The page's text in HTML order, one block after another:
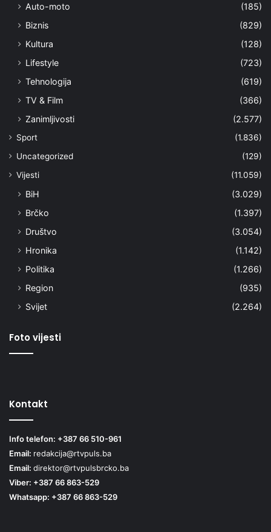
Auto-moto
(185)
Biznis
(829)
Kultura
(128)
Lifestyle
(723)
Tehnologija
(619)
TV & Film
(366)
Zanimljivosti
(2.577)
Sport
(1.836)
Uncategorized
(129)
Vijesti
(11.059)
BiH
(3.029)
Brčko
(1.397)
Društvo
(3.054)
Hronika
(1.142)
Politika
(1.266)
Region
(935)
Svijet
(2.264)
Foto vijesti
Kontakt
Info telefon: +387 66 510-961
Email: redakcija@rtvpuls.ba
Email: direktor@rtvpulsbrcko.ba
Viber: +387 66 863-529
Whatsapp: +387 66 863-529